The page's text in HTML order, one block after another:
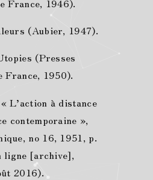
(Aubier, 1947).
(Presses
France, 1950).
L’action à distance
contemporaine »,
no 16,‎ 1951, p.
[archive],
2016).